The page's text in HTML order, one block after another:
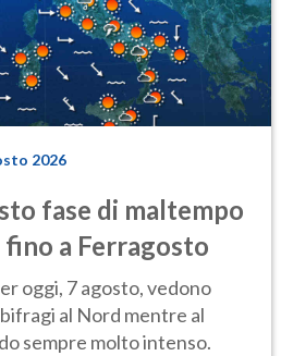
2026
fase di maltempo
a Ferragosto
oggi, 7 agosto, vedono
al Nord mentre al
sempre molto intenso.